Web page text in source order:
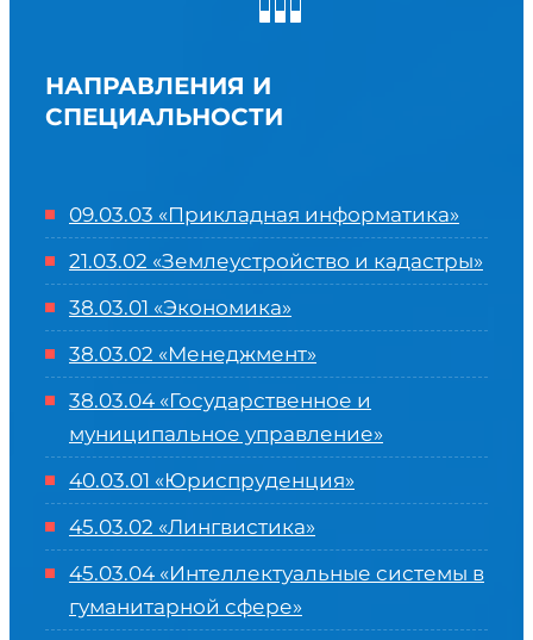
НАПРАВЛЕНИЯ И
СПЕЦИАЛЬНОСТИ
09.03.03 «Прикладная информатика»
21.03.02 «Землеустройство и кадастры»
38.03.01 «Экономика»
38.03.02 «Менеджмент»
38.03.04 «Государственное и
муниципальное управление»
40.03.01 «Юриспруденция»
45.03.02 «Лингвистика»
45.03.04 «Интеллектуальные системы в
гуманитарной сфере»